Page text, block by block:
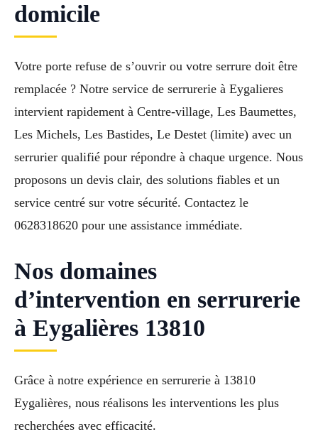
domicile
Votre porte refuse de s’ouvrir ou votre serrure doit être
remplacée ? Notre service de serrurerie à Eygalieres
intervient rapidement à Centre-village, Les Baumettes,
Les Michels, Les Bastides, Le Destet (limite) avec un
serrurier qualifié pour répondre à chaque urgence. Nous
proposons un devis clair, des solutions fiables et un
service centré sur votre sécurité. Contactez le
0628318620 pour une assistance immédiate.
Nos domaines
d’intervention en serrurerie
à Eygalières 13810
Grâce à notre expérience en serrurerie à 13810
Eygalières, nous réalisons les interventions les plus
recherchées avec efficacité.